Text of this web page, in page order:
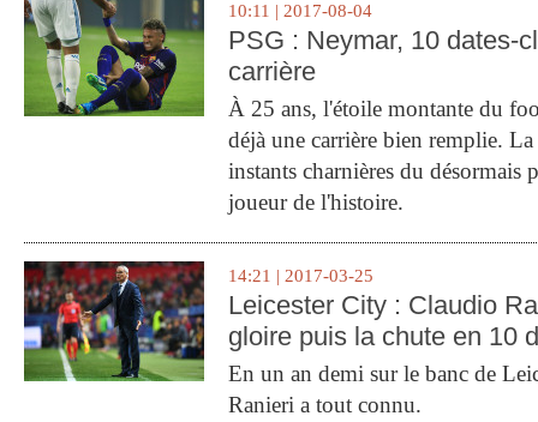
10:11 | 2017-08-04
PSG : Neymar, 10 dates-
carrière
À 25 ans, l'étoile montante du
déjà une carrière bien remplie.
instants charnières du désormais
joueur de l'histoire.
14:21 | 2017-03-25
Leicester City : Claudio
gloire puis la chute en 10
En un an demi sur le banc de
Ranieri a tout connu.